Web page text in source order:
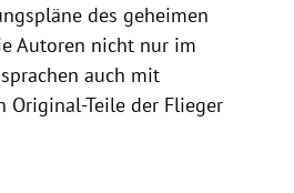
des geheimen
Autoren nicht nur im
auch mit
Original-Teile der Flieger